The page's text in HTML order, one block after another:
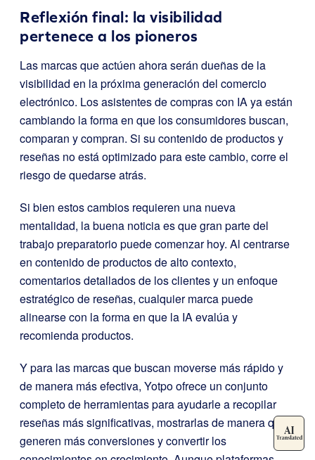
Reflexión final: la visibilidad
pertenece a los pioneros
Las marcas que actúen ahora serán dueñas de la
visibilidad en la próxima generación del comercio
electrónico. Los asistentes de compras con IA ya están
cambiando la forma en que los consumidores buscan,
comparan y compran. Si su contenido de productos y
reseñas no está optimizado para este cambio, corre el
riesgo de quedarse atrás.
Si bien estos cambios requieren una nueva
mentalidad, la buena noticia es que gran parte del
trabajo preparatorio puede comenzar hoy. Al centrarse
en contenido de productos de alto contexto,
comentarios detallados de los clientes y un enfoque
estratégico de reseñas, cualquier marca puede
alinearse con la forma en que la IA evalúa y
recomienda productos.
Y para las marcas que buscan moverse más rápido y
de manera más efectiva, Yotpo ofrece un conjunto
completo de herramientas para ayudarle a recopilar
reseñas más significativas, mostrarlas de manera que
generen más conversiones y convertir los